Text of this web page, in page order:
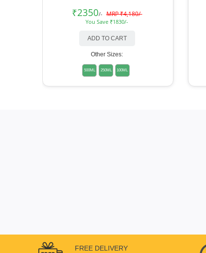
₹2350/- MRP ₹4,180/-
You Save ₹1830/-
ADD TO CART
Other Sizes:
500ML 250ML 100ML
FREE DELIVERY